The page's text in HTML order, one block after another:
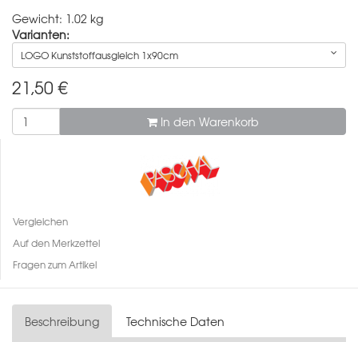
Gewicht: 1.02 kg
Varianten:
LOGO Kunststoffausgleich 1x90cm
21,50 €
In den Warenkorb
Vergleichen
Auf den Merkzettel
Fragen zum Artikel
Beschreibung Technische Daten